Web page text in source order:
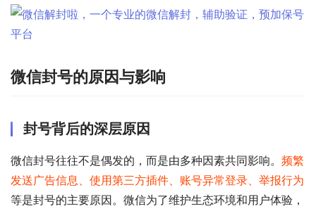
微信封号的原因与影响
封号背后的深层原因
微信封号往往不是偶发的，而是由多种因素共同影响。 频繁
发送广告信息、使用第三方插件、账号异常登录、举报行为
等是封号的主要原因。微信为了维护生态环境和用户体验，